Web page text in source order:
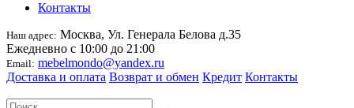
Контакты
Наш адрес: Москва, Ул. Генерала Белова д.35
Ежедневно с 10:00 до 21:00
Email: mebelmondo@yandex.ru
Доставка и оплата Возврат и обмен Кредит Контакты